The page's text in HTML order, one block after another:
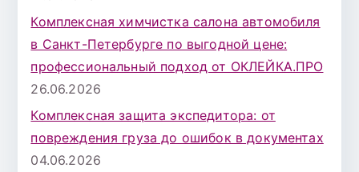
Комплексная химчистка салона автомобиля
в Санкт-Петербурге по выгодной цене:
профессиональный подход от ОКЛЕЙКА.ПРО
26.06.2026
Комплексная защита экспедитора: от
повреждения груза до ошибок в документах
04.06.2026